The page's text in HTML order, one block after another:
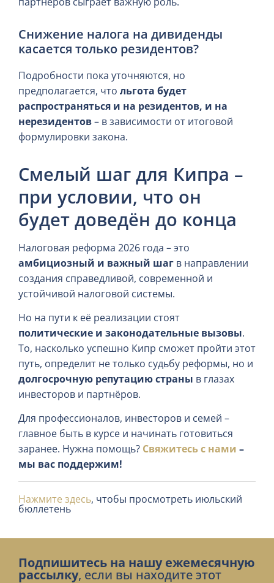
Снижение налога на дивиденды
касается только резидентов?
Подробности пока уточняются, но
предполагается, что льгота будет
распространяться и на резидентов, и на
нерезидентов– в зависимости от итоговой
формулировки закона.
Смелый шаг для Кипра –
при условии, что он
будет доведён до конца
Налоговая реформа 2026 года – это
амбициозный и важный шаг в направлении
создания справедливой, современной и
устойчивой налоговой системы.
Но на пути к её реализации стоят
политические и законодательные вызовы.
То, насколько успешно Кипр сможет пройти этот
путь, определит не только судьбу реформы, но и
долгосрочную репутацию страны в глазах
инвесторов и партнёров.
Для профессионалов, инвесторов и семей –
главное быть в курсе и начинать готовиться
заранее. Нужна помощь? Свяжитесь с нами –
мы вас поддержим!
Нажмите здесь, чтобы просмотреть июльский
бюллетень
Подпишитесь на нашу ежемесячную
рассылку, если вы находите этот